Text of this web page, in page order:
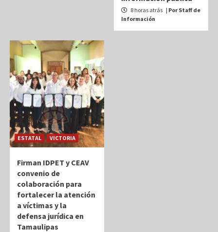
8 horas atrás | Por Staff de
Información
ESTATAL VICTORIA
Firman IDPET y CEAV
convenio de
colaboración para
fortalecer la atención
a víctimas y la
defensa jurídica en
Tamaulipas